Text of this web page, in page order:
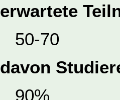
erwartete
50-70
davon
90%